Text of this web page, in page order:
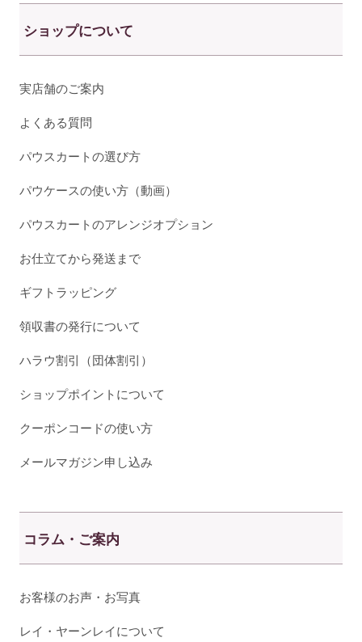
ショップについて
実店舗のご案内
よくある質問
パウスカートの選び方
パウケースの使い方（動画）
パウスカートのアレンジオプション
お仕立てから発送まで
ギフトラッピング
領収書の発行について
ハラウ割引（団体割引）
ショップポイントについて
クーポンコードの使い方
メールマガジン申し込み
コラム・ご案内
お客様のお声・お写真
レイ・ヤーンレイについて